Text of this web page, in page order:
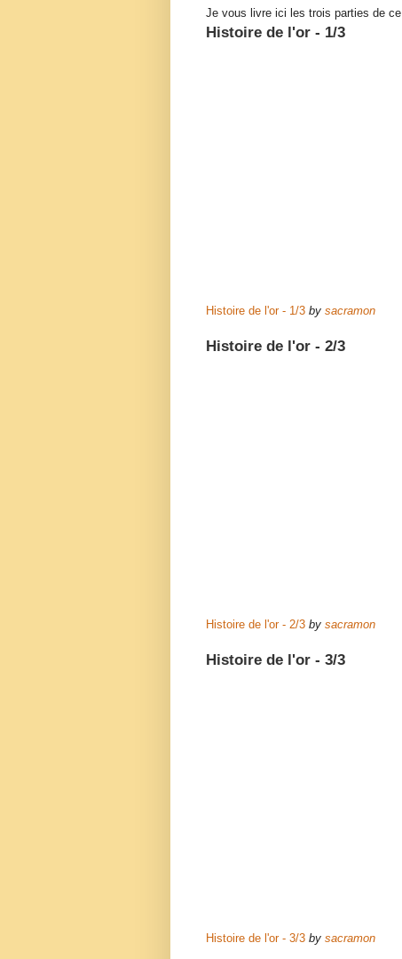
Je vous livre ici les trois parties de
Histoire de l'or - 1/3
Histoire de l'or - 1/3 by sacramon
Histoire de l'or - 2/3
Histoire de l'or - 2/3 by sacramon
Histoire de l'or - 3/3
Histoire de l'or - 3/3 by sacramon